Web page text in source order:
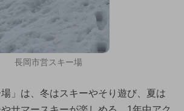
長岡市営スキー場
場」は、冬はスキーやそり遊び、夏は